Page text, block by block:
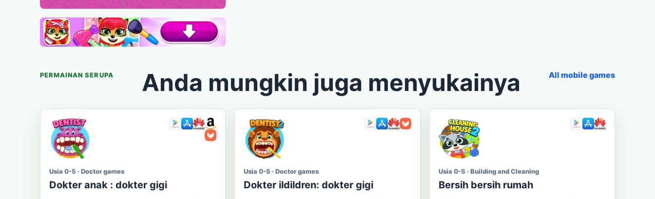
PERMAINAN SERUPA Anda mungkin juga menyukainya All mobile games
Usia 0-5 · Doctor games
Dokter anak : dokter gigi
Usia 0-5 · Doctor games
Dokter ildildren: dokter gigi
Usia 0-5 · Building and Cleaning
Bersih bersih rumah